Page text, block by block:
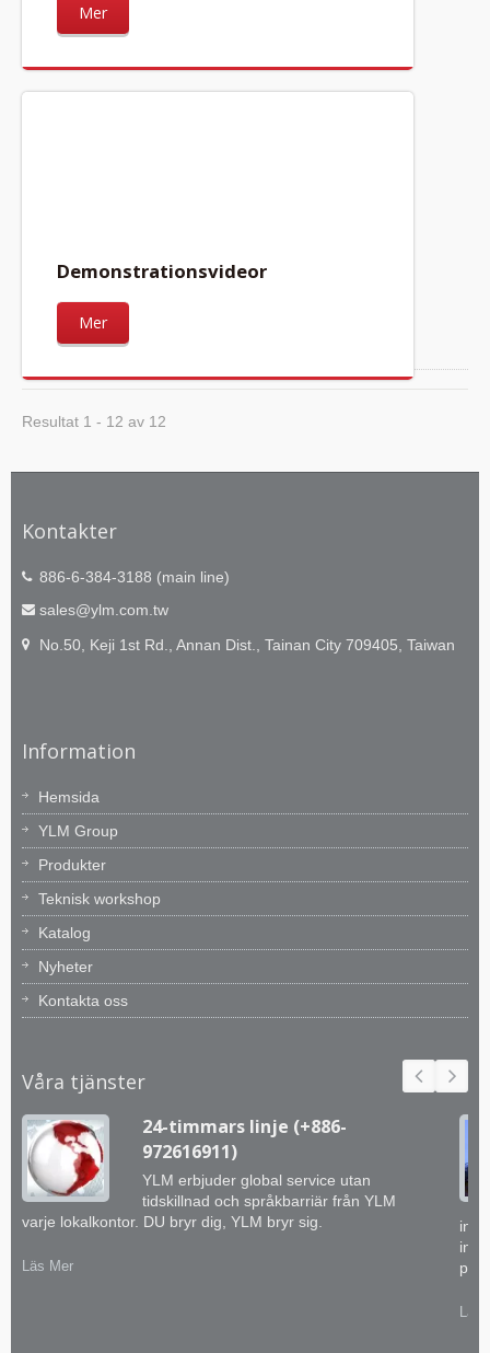
Mer
Demonstrationsvideor
Mer
Resultat 1 - 12 av 12
Kontakter
886-6-384-3188 (main line)
sales@ylm.com.tw
No.50, Keji 1st Rd., Annan Dist., Tainan City 709405, Taiwan
Information
Hemsida
YLM Group
Produkter
Teknisk workshop
Katalog
Nyheter
Kontakta oss
Våra tjänster
24-timmars linje (+886-
972616911)
YLM erbjuder global service utan
tidskillnad och språkbarriär från YLM
varje lokalkontor. DU bryr dig, YLM bryr sig.
Läs Mer
Läs